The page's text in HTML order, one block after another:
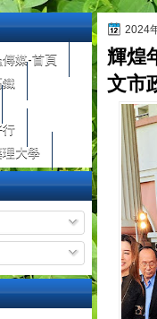
2024
輝煌
文市
媒-首頁
大學